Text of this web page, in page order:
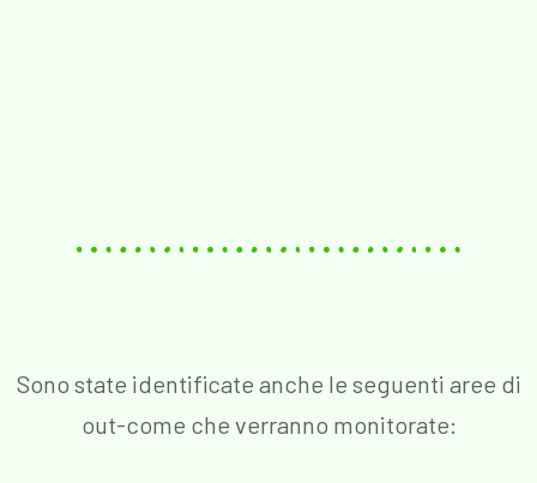
Sono state identificate anche le seguenti aree di
out-come che verranno monitorate: